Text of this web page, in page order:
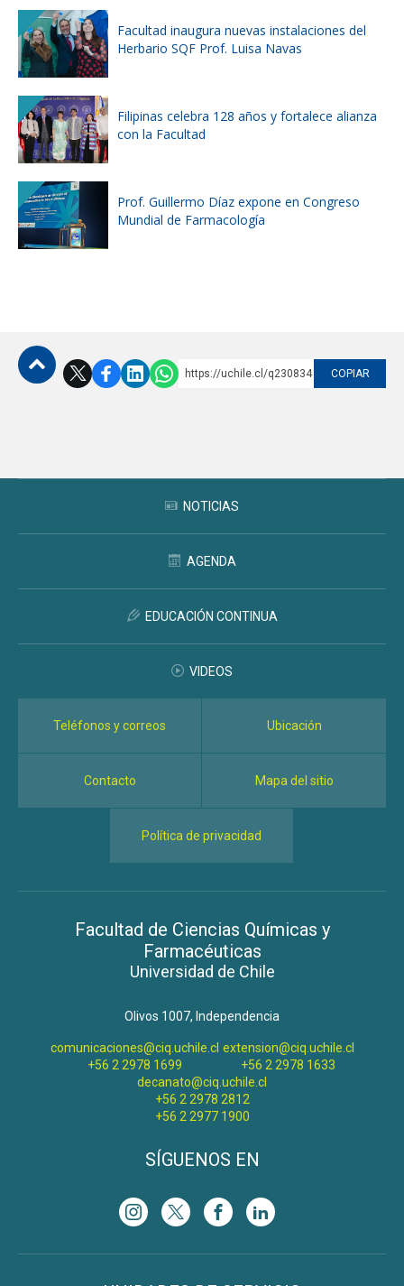
Facultad inaugura nuevas instalaciones del
Herbario SQF Prof. Luisa Navas
Filipinas celebra 128 años y fortalece alianza
con la Facultad
Prof. Guillermo Díaz expone en Congreso
Mundial de Farmacología
https://uchile.cl/q230834 COPIAR
NOTICIAS
AGENDA
EDUCACIÓN CONTINUA
VIDEOS
Teléfonos y correos Ubicación
Contacto Mapa del sitio
Política de privacidad
Facultad de Ciencias Químicas y
Farmacéuticas
Universidad de Chile
Olivos 1007, Independencia
comunicaciones@ciq.uchile.cl
+56 2 2978 1699
extension@ciq.uchile.cl
+56 2 2978 1633
decanato@ciq.uchile.cl
+56 2 2978 2812
+56 2 2977 1900
SÍGUENOS EN